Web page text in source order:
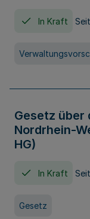
In Kraft
Gesetz über
Nordrhein-
HG)
In Kraft
Gesetz